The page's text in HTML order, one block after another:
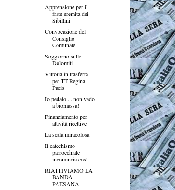
Apprensione per il
frate eremita dei
Sibillini
Convocazione del
Consiglio
Comunale
Soggiorno sulle
Dolomiti
Vittoria in trasferta
per TT Regina
Pacis
Io pedalo ... non vado
a biomassa!
Finanziamento per
attività ricettive
La scala miracolosa
Il catechismo
parrocchiale
incomincia così
RIATTIVIAMO LA
BANDA
PAESANA